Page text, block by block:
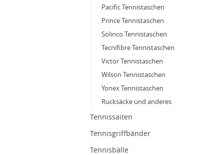
Pacific Tennistaschen
Prince Tennistaschen
Solinco Tennistaschen
Tecnifibre Tennistaschen
Victor Tennistaschen
Wilson Tennistaschen
Yonex Tennistaschen
Rucksäcke und anderes
Tennissaiten
Tennisgriffbänder
Tennisbälle